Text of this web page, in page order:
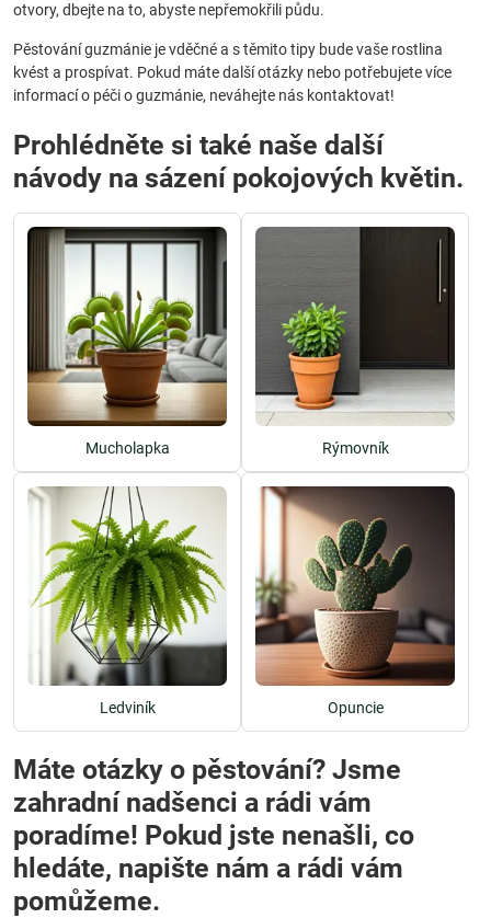
otvory, dbejte na to, abyste nepřemokřili půdu.
Pěstování guzmánie je vděčné a s těmito tipy bude vaše rostlina
kvést a prospívat. Pokud máte další otázky nebo potřebujete více
informací o péči o guzmánie, neváhejte nás kontaktovat!
Prohlédněte si také naše další
návody na sázení pokojových květin.
Mucholapka Rýmovník
Ledviník Opuncie
Máte otázky o pěstování? Jsme
zahradní nadšenci a rádi vám
poradíme! Pokud jste nenašli, co
hledáte, napište nám a rádi vám
pomůžeme.